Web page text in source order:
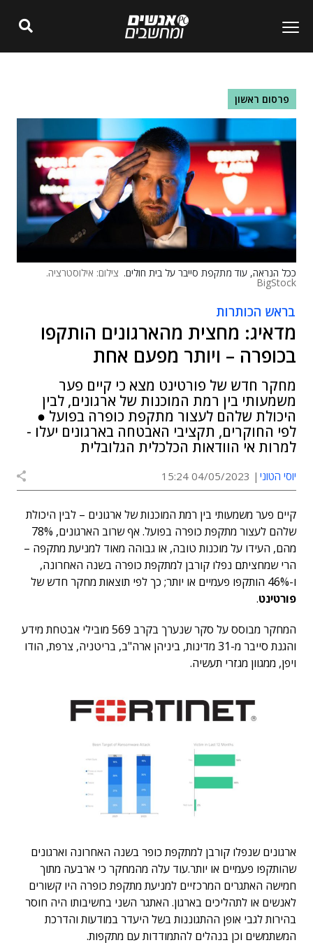
פרסום ראשון
ככל הנראה, עוד מתקפת סייבר על בית חולים. צילום: אילוסטרציה.
BigStock
בראש הכותרות
מדאיג: מחצית מהארגונים הותקפו
בכופרה – ויותר מפעם אחת
מחקר חדש של פורטינט מצא כי קיים פער
משמעותי בין רמת המוכנות של ארגונים, לבין
היכולת שלהם לעצור מתקפת כופרה בפועל ●
לפי החוקרים, תקציבי האבטחה בארגונים יעלו -
למרות אי הוודאות הכלכלית הגלובלית
יוסי הטוני 04/05/2023 15:24
קיים פער משמעותי בין רמת המוכנות של ארגונים – לבין היכולת
שלהם לעצור מתקפת כופרה בפועל. אף שרוב הארגונים, 78%
מהם, העידו על מוכנות טובה, או גבוהה מאוד למניעת מתקפה –
הרי שמחציתם נפלו קורבן למתקפת כופרה בשנה האחרונה,
ו-46% הותקפו פעמיים או יותר; כך לפי תוצאות מחקר חדש של
פורטינט.
המחקר מבוסס על סקר שנערך בקרב 569 מובילי אבטחת מידע
והגנת סייבר מ-31 מדינות, ביניהן ארה"ב, בריטניה, צרפת, הודו
ויפן, ממגוון מגזרי תעשיה.
ארגונים שנפלו קורבן למתקפת כופר בשנה האחרונה וארגונים
שהותקפו פעמיים או יותר.עוד עלה מהמחקר כי ארבעה מתוך
חמישה האתגרים המרכזיים למניעת מתקפת כופרה היו קשורים
לאנשים או לתהליכים בארגון. האתגר השני בחשיבותו היה חוסר
בהירות לגבי אופן ההתגוננות בשל היעדר במודעות והדרכת
המשתמשים וכן בנהלים להתמודדות עם מתקפות.